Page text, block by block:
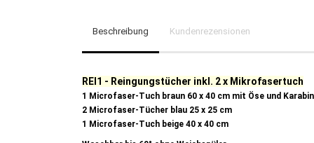
Beschreibung Kundenrezensionen
REI1 - Reingungstücher inkl. 2 x Mikrofasertuch
1 Microfaser-Tuch braun 60 x 40 cm mit Öse und
2 Microfaser-Tücher blau 25 x 25 cm
1 Microfaser-Tuch beige 40 x 40 cm